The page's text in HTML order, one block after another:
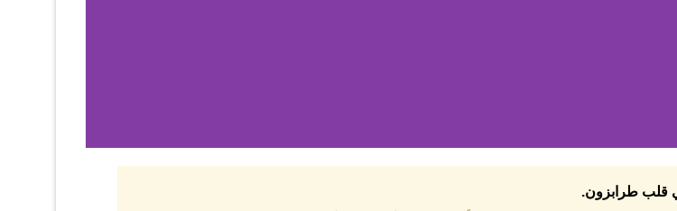
في قلب طرابزون.​